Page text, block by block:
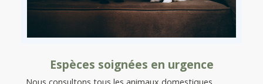
Espèces soignées en urgence